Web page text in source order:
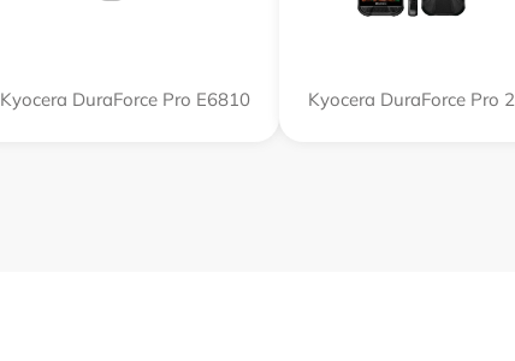
Kyocera DuraForce Pro E6810 Kyocera DuraForce Pro 2